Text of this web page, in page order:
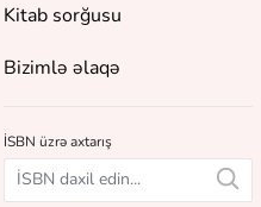
Kitab sorğusu
Bizimlə əlaqə
İSBN üzrə axtarış